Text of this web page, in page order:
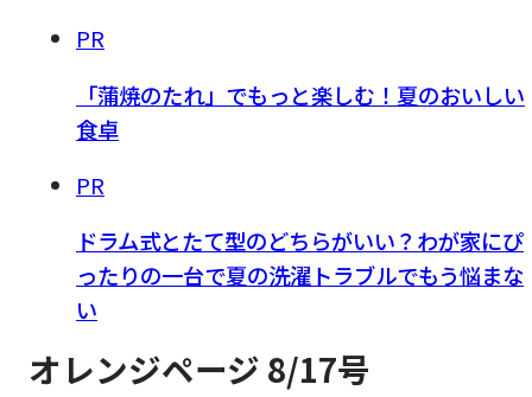
PR
「蒲焼のたれ」でもっと楽しむ！夏のおいしい
食卓
PR
ドラム式とたて型のどちらがいい？わが家にぴ
ったりの一台で夏の洗濯トラブルでもう悩まな
い
オレンジページ 8/17号